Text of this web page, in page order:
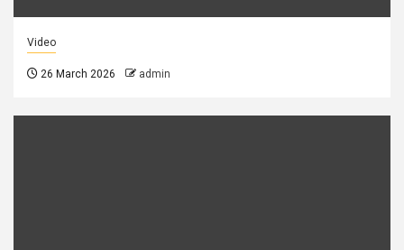
Video
26 March 2026 admin